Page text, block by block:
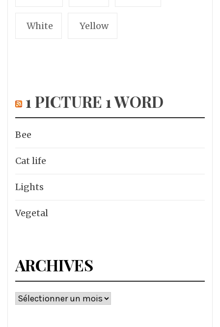
White Yellow
1 PICTURE 1 WORD
Bee
Cat life
Lights
Vegetal
ARCHIVES
Archives